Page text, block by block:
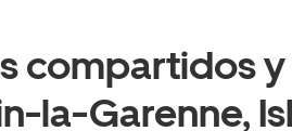
compartidos
la-Garenne,